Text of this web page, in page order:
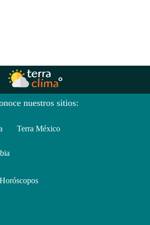
nuestros sitios:
Terra México
Horóscopos